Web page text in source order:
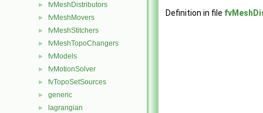
► fvMeshDistributors
► fvMeshMovers
► fvMeshStitchers
► fvMeshTopoChangers
► fvModels
► fvMotionSolver
► fvTopoSetSources
► generic
► lagrangian
Definition in file